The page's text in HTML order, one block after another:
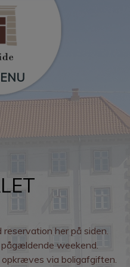
her på siden.
weekend.
opkræves via boligafgiften.